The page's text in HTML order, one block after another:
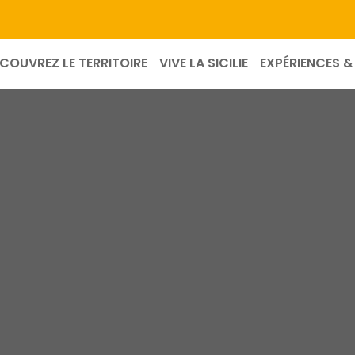
LE TERRITOIRE VIVE LA SICILIE EXPÉRIENCES